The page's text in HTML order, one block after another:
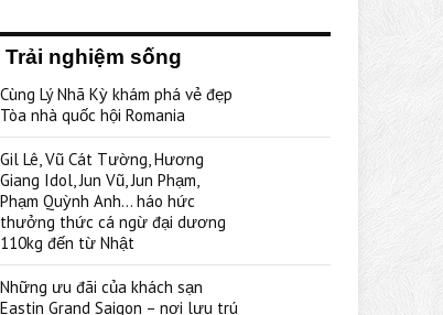
Trải nghiệm sống
Cùng Lý Nhã Kỳ khám phá vẻ đẹp
Tòa nhà quốc hội Romania
Gil Lê, Vũ Cát Tường, Hương
Giang Idol, Jun Vũ, Jun Phạm,
Phạm Quỳnh Anh… háo hức
thưởng thức cá ngừ đại dương
110kg đến từ Nhật
Những ưu đãi của khách sạn
Eastin Grand Saigon – nơi lưu trú